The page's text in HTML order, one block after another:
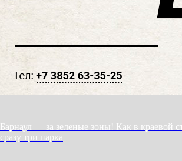
Барнаул — за зеленые зоны! Как в краевой
сразу три парка